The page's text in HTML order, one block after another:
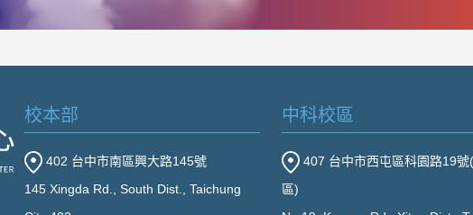
校本部
402 台中市南區興大路145號
145 Xingda Rd., South Dist., Taichung
中科校區
407 台中市西屯區科園路19號
區)